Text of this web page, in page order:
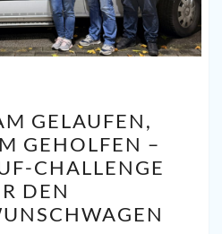
GELAUFEN,
GEMEINSAM
GEHOLFEN
–
UNSERE
GELAUFEN,
GEHOLFEN –
CHALLENGE
DEN